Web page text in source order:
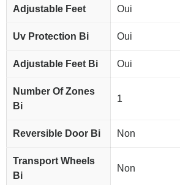
Adjustable Feet Oui
Uv Protection Bi Oui
Adjustable Feet Bi Oui
Number Of Zones
Bi
1
Reversible Door Bi Non
Transport Wheels
Bi
Non